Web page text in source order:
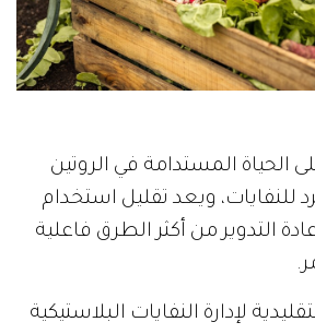
الحياة المستدامة في الروتين
للنفايات، ويعد تقليل استخدام
التدوير من أكثر الطرق فاعلية
لإدارة النفايات البلاستيكية